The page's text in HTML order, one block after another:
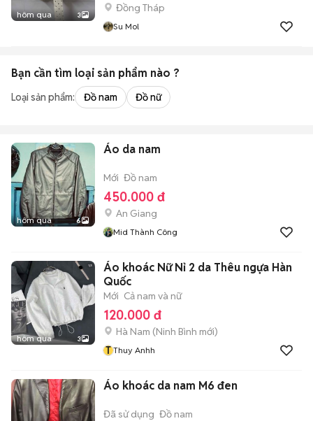
hôm qua 3
Đồng Tháp
Su Mol
Bạn cần tìm loại sản phẩm nào ?
Loại sản phẩm: Đồ nam Đồ nữ
hôm qua 6
Áo da nam
Mới Đồ nam
450.000 đ
An Giang
Mid Thành Công
hôm qua 3
Áo khoác Nữ Nỉ 2 da Thêu ngựa Hàn
Quốc
Mới Cả nam và nữ
120.000 đ
Hà Nam (Ninh Bình mới)
T Thuy Anhh
Áo khoác da nam M6 đen
Đã sử dụng Đồ nam